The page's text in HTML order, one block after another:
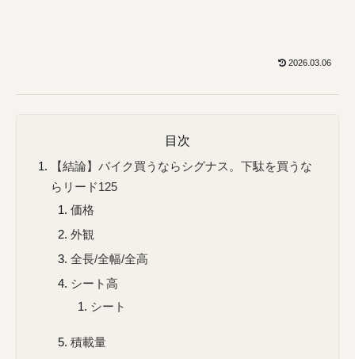
2026.03.06
目次
【結論】バイク買うならシグナス。下駄を買うな
らリード125
価格
外観
全長/全幅/全高
シート高
シート
積載量